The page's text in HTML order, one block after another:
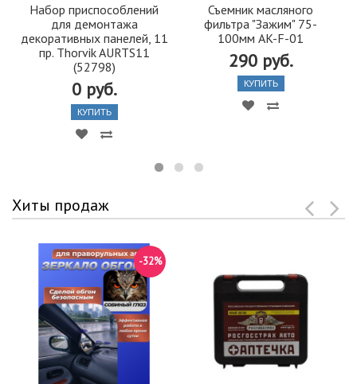
Набор приспособлений
для демонтажа
декоративных панелей, 11
пр. Thorvik AURTS11
(52798)
0 руб.
КУПИТЬ
Съемник масляного
фильтра "Зажим" 75-
100мм AK-F-01
290 руб.
КУПИТЬ
Хиты продаж
-32%